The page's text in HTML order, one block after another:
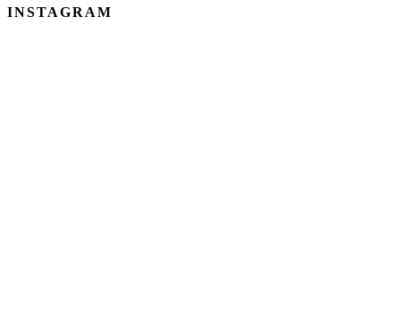
INSTAGRAM